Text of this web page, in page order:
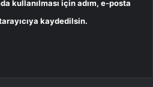
kullanılması için adım, e-posta
kaydedilsin.